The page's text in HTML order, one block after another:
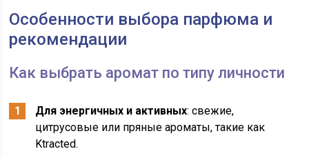
Особенности выбора парфюма и
рекомендации
Как выбрать аромат по типу личности
Для энергичных и активных: свежие,
цитрусовые или пряные ароматы, такие как
Ktracted.